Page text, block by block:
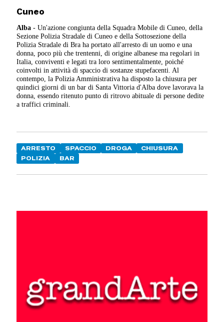
Cuneo
Alba - Un'azione congiunta della Squadra Mobile di Cuneo, della
Sezione Polizia Stradale di Cuneo e della Sottosezione della
Polizia Stradale di Bra ha portato all'arresto di un uomo e una
donna, poco più che trentenni, di origine albanese ma regolari in
Italia, conviventi e legati tra loro sentimentalmente, poiché
coinvolti in attività di spaccio di sostanze stupefacenti. Al
contempo, la Polizia Amministrativa ha disposto la chiusura per
quindici giorni di un bar di Santa Vittoria d'Alba dove lavorava la
donna, essendo ritenuto punto di ritrovo abituale di persone dedite
a traffici criminali.
ARRESTO SPACCIO DROGA
CHIUSURA
POLIZIA
BAR